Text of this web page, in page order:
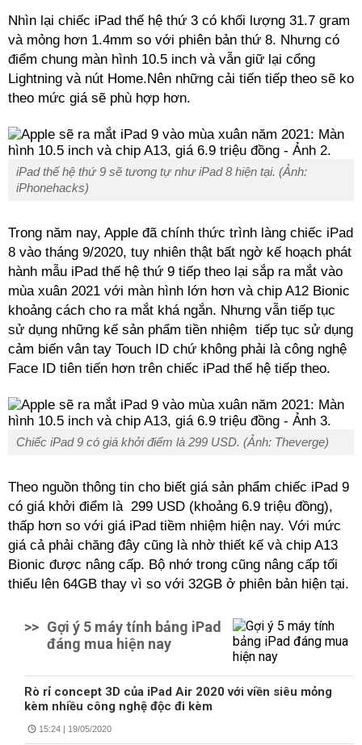
Nhìn lại chiếc iPad thế hệ thứ 3 có khối lượng 31.7 gram
và mỏng hơn 1.4mm so với phiên bản thứ 8. Nhưng có
điểm chung màn hình 10.5 inch và vẫn giữ lại cổng
Lightning và nút Home.Nên những cải tiến tiếp theo sẽ ko
theo mức giá sẽ phù hợp hơn.
‌iPad‌ thế hệ thứ 9 sẽ tương tự như ‌iPad‌ 8 hiện tại. (Ảnh:
iPhonehacks)
Trong năm nay, Apple đã chính thức trình làng chiếc iPad
8 vào tháng 9/2020, tuy nhiên thật bất ngờ kế hoạch phát
hành mẫu iPad thế hệ thứ 9 tiếp theo lại sắp ra mắt vào
mùa xuân 2021 với màn hình lớn hơn và chip A12 Bionic
khoảng cách cho ra mắt khá ngắn. Nhưng vẫn tiếp tục
sử dụng những kế sản phẩm tiền nhiệm tiếp tục sử dụng
cảm biến vân tay Touch ID chứ không phải là công nghệ
Face ID tiên tiến hơn trên chiếc iPad thế hệ tiếp theo.
Chiếc iPad 9 có giá khởi điểm là 299 USD. (Ảnh: Theverge)
Theo nguồn thông tin cho biết giá sản phẩm chiếc iPad 9
có giá khởi điểm là 299 USD (khoảng 6.9 triệu đồng),
thấp hơn so với giá iPad tiềm nhiệm hiện nay. Với mức
giá cả phải chăng đây cũng là nhờ thiết kế và chip A13
Bionic được nâng cấp. Bộ nhớ trong cũng nâng cấp tối
thiểu lên 64GB thay vì so với 32GB ở phiên bản hiện tại.
>> Gợi ý 5 máy tính bảng iPad
đáng mua hiện nay
Rò rỉ concept 3D của iPad Air 2020 với viền siêu mỏng
kèm nhiều công nghệ độc đi kèm
15:24 | 19/05/2020